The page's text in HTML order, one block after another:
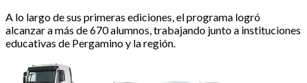
A lo largo de sus primeras ediciones, el programa logró
alcanzar a más de 670 alumnos, trabajando junto a instituciones
educativas de Pergamino y la región.